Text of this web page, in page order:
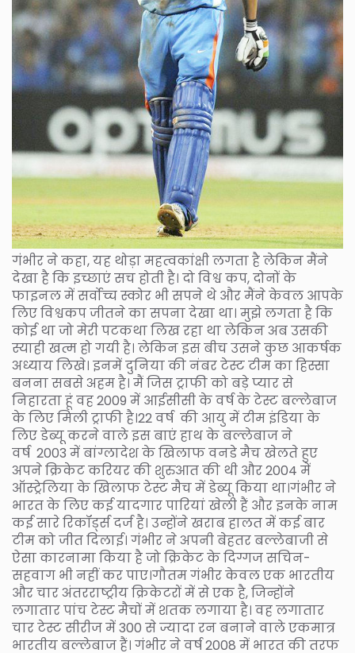
गंभीर ने कहा, यह थोड़ा महत्वकांक्षी लगता है लेकिन मैंने
देखा है कि इच्छाएं सच होती है। दो विश्व कप, दोनों के
फाइनल में सर्वोच्च स्कोर भी सपने थे और मैंने केवल आपके
लिए विश्वकप जीतने का सपना देखा था। मुझे लगता है कि
कोई था जो मेरी पटकथा लिख रहा था लेकिन अब उसकी
स्याही खत्म हो गयी है। लेकिन इस बीच उसने कुछ आकर्षक
अध्याय लिखे। इनमें दुनिया की नंबर टेस्ट टीम का हिस्सा
बनना सबसे अहम है। मैं जिस ट्राफी को बड़े प्यार से
निहारता हूं वह 2009 में आईसीसी के वर्ष के टेस्ट बल्लेबाज
के लिए मिली ट्राफी है।22 वर्ष की आयु में टीम इंडिया के
लिए डेब्यू करने वाले इस बाएं हाथ के बल्लेबाज ने
वर्ष 2003 में बांग्लादेश के खिलाफ वनडे मैच खेलते हुए
अपने क्रिकेट करियर की शुरुआत की थी और 2004 में
ऑस्ट्रेलिया के खिलाफ टेस्ट मैच में डेब्यू किया था।गंभीर ने
भारत के लिए कई यादगार पारियां खेली हैं और इनके नाम
कई सारे रिकॉर्ड्स दर्ज है। उन्होंने खराब हालत में कई बार
टीम को जीत दिलाई। गंभीर ने अपनी बेहतर बल्लेबाजी से
ऐसा कारनामा किया है जो क्रिकेट के दिग्गज सचिन-
सहवाग भी नहीं कर पाए।गौतम गंभीर केवल एक भारतीय
और चार अंतरराष्ट्रीय क्रिकेटरों में से एक है, जिन्होंने
लगातार पांच टेस्ट मैचों में शतक लगाया है। वह लगातार
चार टेस्ट सीरीज में 300 से ज्यादा रन बनाने वाले एकमात्र
भारतीय बल्लेबाज हैं। गंभीर ने वर्ष 2008 में भारत की तरफ